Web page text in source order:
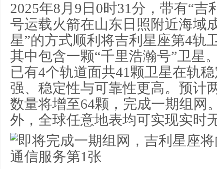
2025年8月9日0时31分，带有“吉
号运载火箭在山东日照附近海域
星”的方式顺利将吉利星座第4轨
其中包含一颗“千里浩瀚号”卫星
已有4个轨道面共41颗卫星在轨
强、稳定性与可靠性更高。预计
数量将增至64颗，完成一期组网
外，全球任意地表均可实现实时